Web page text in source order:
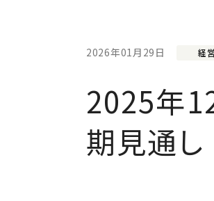
2026年01月29日 経
2025年
期見通し